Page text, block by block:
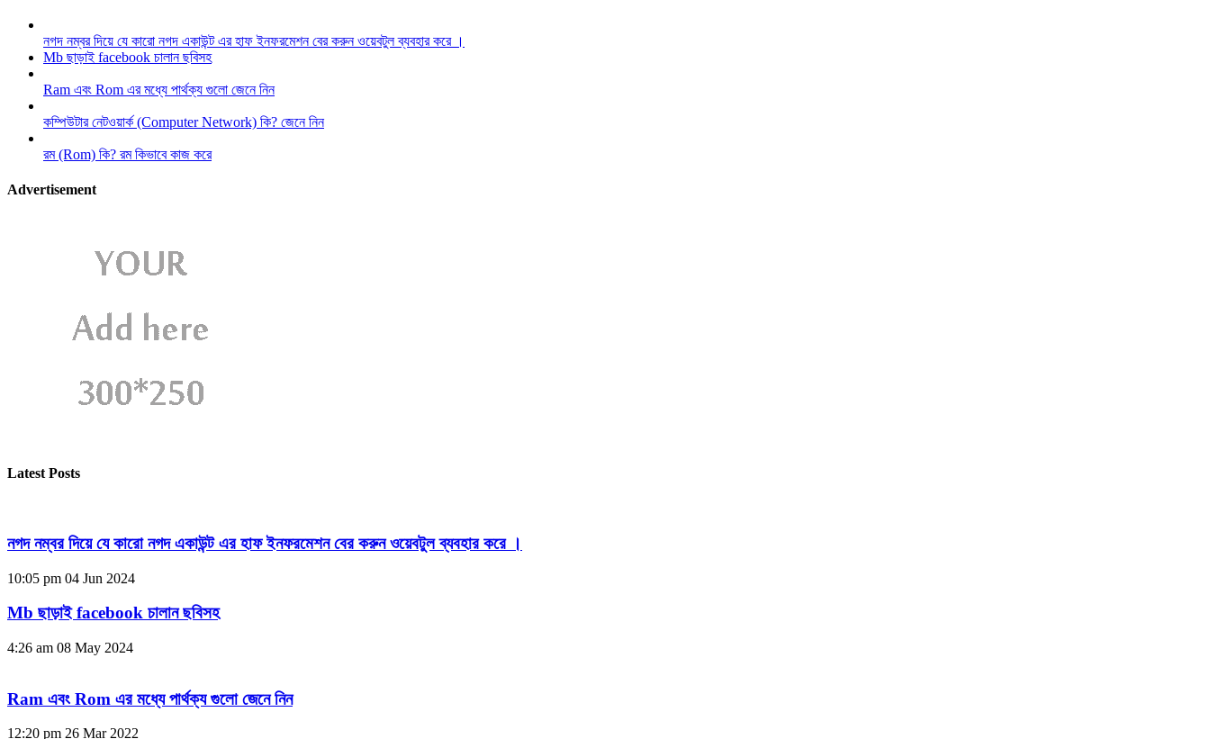
নগদ নম্বর দিয়ে যে কারো নগদ একাউন্ট এর হাফ ইনফরমেশন বের করুন ওয়েবটুল ব্যবহার করে ।
Mb ছাড়াই facebook চালান ছবিসহ
Ram এবং Rom এর মধ্যে পার্থক্য গুলো জেনে নিন
কম্পিউটার নেটওয়ার্ক (Computer Network) কি? জেনে নিন
রম (Rom) কি? রম কিভাবে কাজ করে
Advertisement
Latest Posts
নগদ নম্বর দিয়ে যে কারো নগদ একাউন্ট এর হাফ ইনফরমেশন বের করুন ওয়েবটুল ব্যবহার করে ।
10:05 pm 04 Jun 2024
Mb ছাড়াই facebook চালান ছবিসহ
4:26 am 08 May 2024
Ram এবং Rom এর মধ্যে পার্থক্য গুলো জেনে নিন
12:20 pm 26 Mar 2022